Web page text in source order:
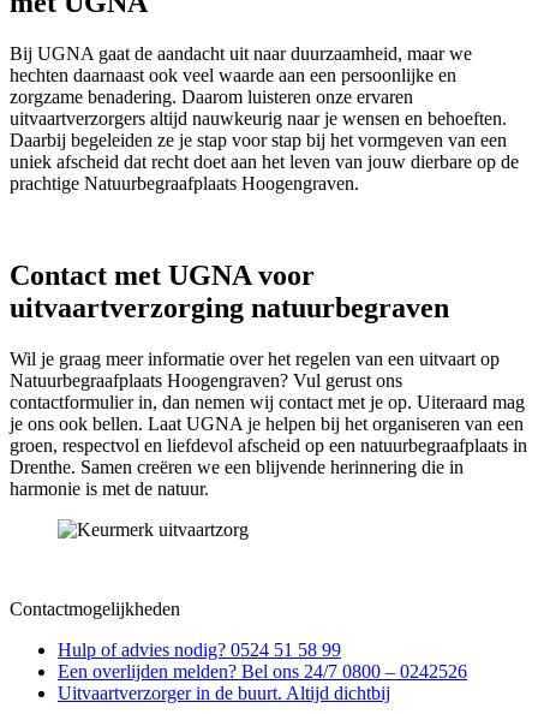
Bij UGNA gaat de aandacht uit naar duurzaamheid, maar we
hechten daarnaast ook veel waarde aan een persoonlijke en
zorgzame benadering. Daarom luisteren onze ervaren
uitvaartverzorgers altijd nauwkeurig naar je wensen en behoeften.
Daarbij begeleiden ze je stap voor stap bij het vormgeven van een
uniek afscheid dat recht doet aan het leven van jouw dierbare op de
prachtige Natuurbegraafplaats Hoogengraven.
Contact met UGNA voor
uitvaartverzorging natuurbegraven
Wil je graag meer informatie over het regelen van een uitvaart op
Natuurbegraafplaats Hoogengraven? Vul gerust ons
contactformulier in, dan nemen wij contact met je op. Uiteraard mag
je ons ook bellen. Laat UGNA je helpen bij het organiseren van een
groen, respectvol en liefdevol afscheid op een natuurbegraafplaats in
Drenthe. Samen creëren we een blijvende herinnering die in
harmonie is met de natuur.
Contactmogelijkheden
Hulp of advies nodig? 0524 51 58 99
Een overlijden melden? Bel ons 24/7 0800 – 0242526
Uitvaartverzorger in de buurt. Altijd dichtbij